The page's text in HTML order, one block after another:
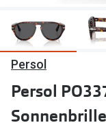
Brillen Sale
Marken
Ray-Ban
DbyD
Prada
Persol
Persol
Sonnenbrille